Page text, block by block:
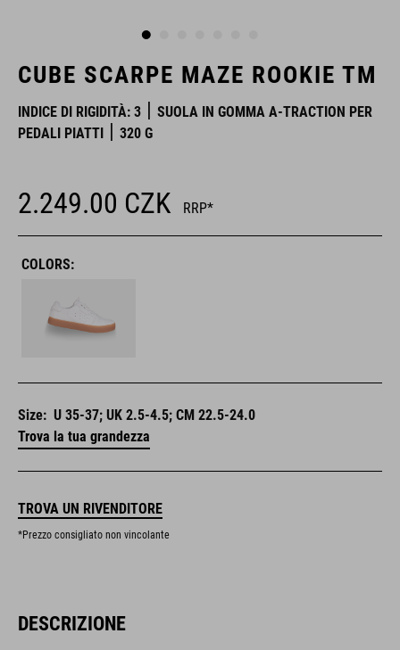
CUBE SCARPE MAZE ROOKIE TM
INDICE DI RIGIDITÀ: 3
SUOLA IN GOMMA A-TRACTION PER
PEDALI PIATTI
320 G
2.249.00 CZK RRP*
COLORS:
Size: U 35-37; UK 2.5-4.5; CM 22.5-24.0
Trova la tua grandezza
TROVA UN RIVENDITORE
*Prezzo consigliato non vincolante
DESCRIZIONE